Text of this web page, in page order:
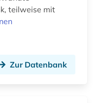
teilweise mit
Zur Datenbank